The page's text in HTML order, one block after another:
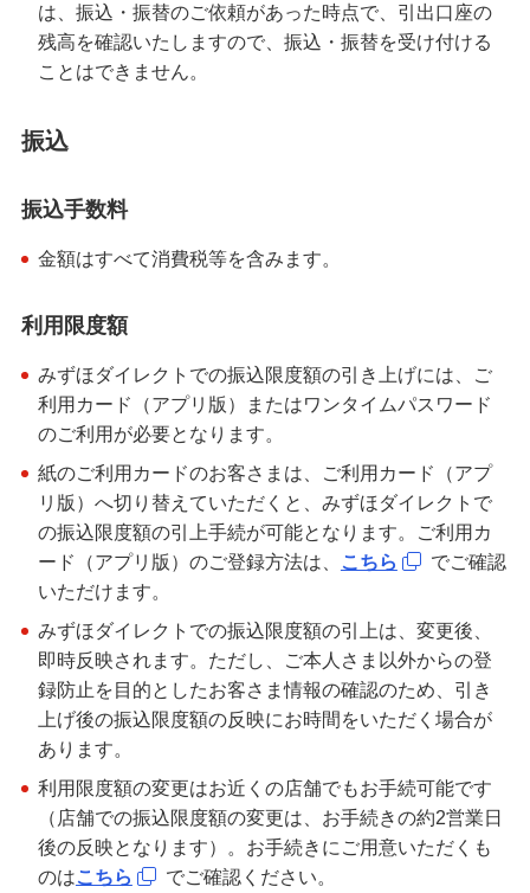
は、振込・振替のご依頼があった時点で、引出口座の
残高を確認いたしますので、振込・振替を受け付ける
ことはできません。
振込
振込手数料
金額はすべて消費税等を含みます。
利用限度額
みずほダイレクトでの振込限度額の引き上げには、ご
利用カード（アプリ版）またはワンタイムパスワード
のご利用が必要となります。
紙のご利用カードのお客さまは、ご利用カード（アプ
リ版）へ切り替えていただくと、みずほダイレクトで
の振込限度額の引上手続が可能となります。ご利用カ
ード（アプリ版）のご登録方法は、
こちら
でご確認
いただけます。
みずほダイレクトでの振込限度額の引上は、変更後、
即時反映されます。ただし、ご本人さま以外からの登
録防止を目的としたお客さま情報の確認のため、引き
上げ後の振込限度額の反映にお時間をいただく場合が
あります。
利用限度額の変更はお近くの店舗でもお手続可能です
（店舗での振込限度額の変更は、お手続きの約2営業日
後の反映となります）。お手続きにご用意いただくも
のはこちら でご確認ください。